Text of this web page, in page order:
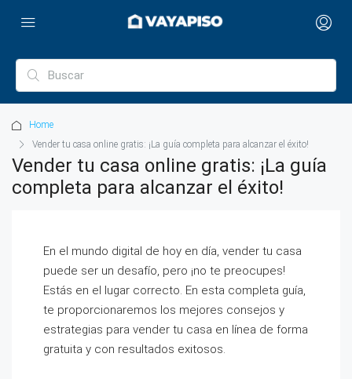
Home
Vender tu casa online gratis: ¡La guía completa para alcanzar el éxito!
Vender tu casa online gratis: ¡La guía
completa para alcanzar el éxito!
En el mundo digital de hoy en día, vender tu casa
puede ser un desafío, pero ¡no te preocupes!
Estás en el lugar correcto. En esta completa guía,
te proporcionaremos los mejores consejos y
estrategias para vender tu casa en línea de forma
gratuita y con resultados exitosos.